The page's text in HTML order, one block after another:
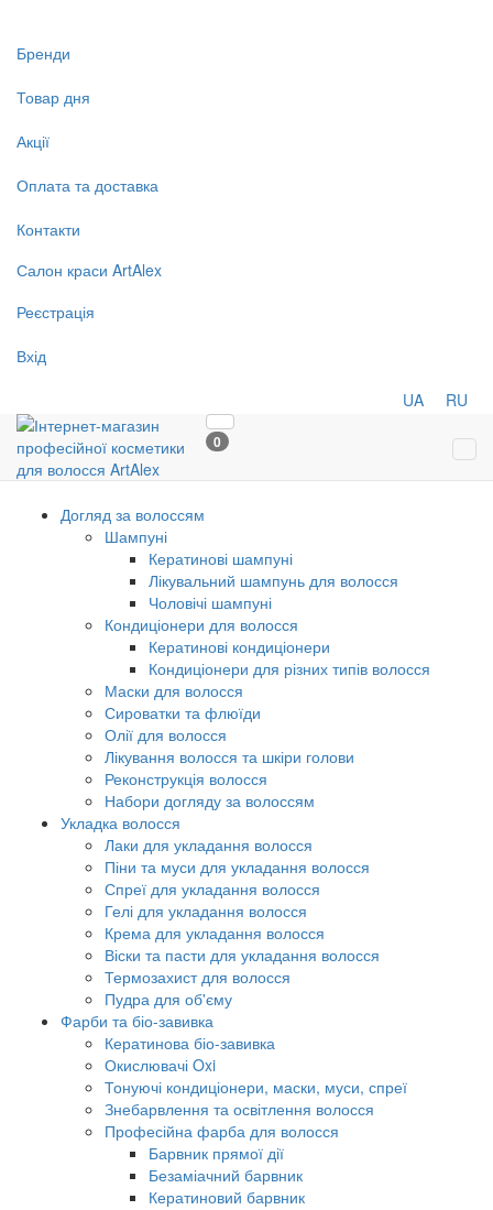
Бренди
Товар дня
Акції
Оплата та доставка
Контакти
Салон краси ArtAlex
Реєстрація
Вхід
UA RU
0
Догляд за волоссям
Шампуні
Кератинові шампуні
Лікувальний шампунь для волосся
Чоловічі шампуні
Кондиціонери для волосся
Кератинові кондиціонери
Кондиціонери для різних типів волосся
Маски для волосся
Сироватки та флюїди
Олії для волосся
Лікування волосся та шкіри голови
Реконструкція волосся
Набори догляду за волоссям
Укладка волосся
Лаки для укладання волосся
Піни та муси для укладання волосся
Спреї для укладання волосся
Гелі для укладання волосся
Крема для укладання волосся
Віски та пасти для укладання волосся
Термозахист для волосся
Пудра для об'єму
Фарби та біо-завивка
Кератинова біо-завивка
Окислювачі Oxi
Тонуючі кондиціонери, маски, муси, спреї
Знебарвлення та освітлення волосся
Професійна фарба для волосся
Барвник прямої дії
Безаміачний барвник
Кератиновий барвник